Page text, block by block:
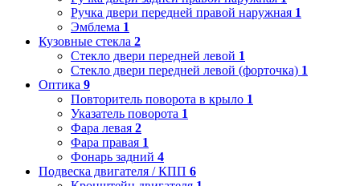
Ручка двери передней правой наружная 1
Эмблема 1
Кузовные стекла 2
Стекло двери передней левой 1
Стекло двери передней левой (форточка) 1
Оптика 9
Повторитель поворота в крыло 1
Указатель поворота 1
Фара левая 2
Фара правая 1
Фонарь задний 4
Подвеска двигателя / КПП 6